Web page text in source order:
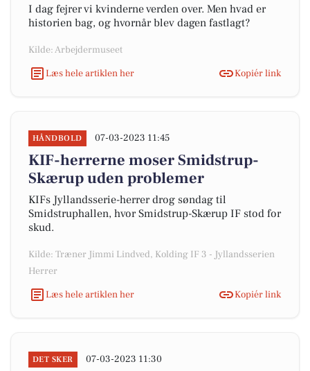
I dag fejrer vi kvinderne verden over. Men hvad er
historien bag, og hvornår blev dagen fastlagt?
Kilde: Arbejdermuseet
Læs hele artiklen her
Kopiér link
HÅNDBOLD 07-03-2023 11:45
KIF-herrerne moser Smidstrup-
Skærup uden problemer
KIFs Jyllandsserie-herrer drog søndag til
Smidstruphallen, hvor Smidstrup-Skærup IF stod for
skud.
Kilde: Træner Jimmi Lindved, Kolding IF 3 - Jyllandsserien
Herrer
Læs hele artiklen her
Kopiér link
DET SKER 07-03-2023 11:30